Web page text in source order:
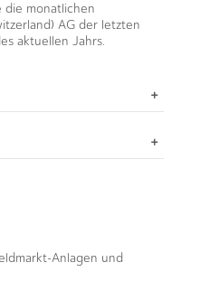
die monatlichen
AG der letzten
aktuellen Jahrs.
Anlagen und